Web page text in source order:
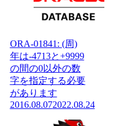
ORA-01841: (周)
年は-4713と+9999
の間の0以外の数
字を指定する必要
があります
2016.08.072022.08.24